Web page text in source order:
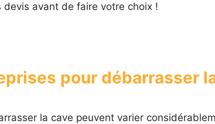
devis avant de faire votre choix !
pour débarrasser
la cave peuvent varier